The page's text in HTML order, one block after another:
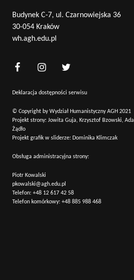
Budynek C-7, ul. Czarnowiejska 36
30-054 Kraków
wh.agh.edu.pl
Deklaracja dostępności serwisu
© Copyright by Wydział Humanistyczny AGH 2021
Projekt strony: Jowita Guja, Krzysztof Bzowski,
Żądło
Projekt grafik w sliderze: Dominika Klimczak
Obsługa administracyjna strony:
Piotr Kowalski
pkowalski@agh.edu.pl
Telefon: +48 12 617 42 58
Telefon komórkowy: +48 885 988 468